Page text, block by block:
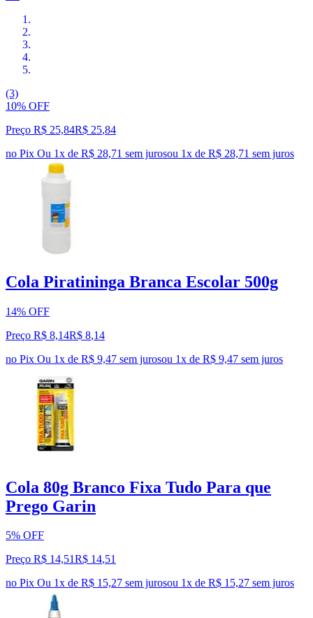
(3)
10% OFF
Preço R$ 25,84R$ 25,84
no Pix Ou 1x de R$ 28,71 sem jurosou 1x de R$ 28,71 sem juros
Cola Piratininga Branca Escolar 500g
14% OFF
Preço R$ 8,14R$ 8,14
no Pix Ou 1x de R$ 9,47 sem jurosou 1x de R$ 9,47 sem juros
Cola 80g Branco Fixa Tudo Para que
Prego Garin
5% OFF
Preço R$ 14,51R$ 14,51
no Pix Ou 1x de R$ 15,27 sem jurosou 1x de R$ 15,27 sem juros